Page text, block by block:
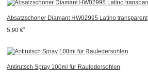
Absatzschoner Diamant HW02995 Latino transparent
5,90 €*
Antirutsch Spray 100ml für Rauledersohlen